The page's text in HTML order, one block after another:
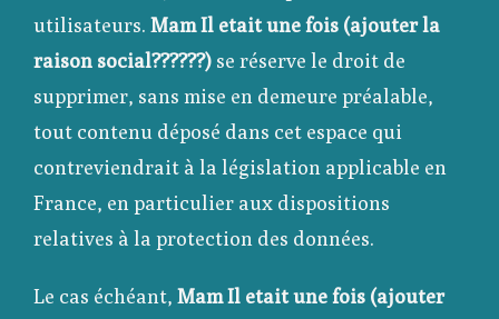
utilisateurs. Mam Il etait une fois (ajouter la
raison social??????) se réserve le droit de
supprimer, sans mise en demeure préalable,
tout contenu déposé dans cet espace qui
contreviendrait à la législation applicable en
France, en particulier aux dispositions
relatives à la protection des données.
Le cas échéant, Mam Il etait une fois (ajouter